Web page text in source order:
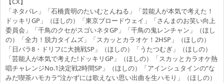
「ネタパレ」「石橋貴明のたいむとんねる」「芸能人が本気で考えた！
ドッキリGP」（ほしの）「東京ブロードウェイ」「さんまのお笑い向上
委員会」「千鳥のクセがスゴいネタGP」「千鳥の鬼レンチャン」（ほし
の）「全力！脱力タイムズ」「スカッとカラオケ！2HSP」（ほしの）
「日バラ8・ドリフに大挑戦SP」（ほしの）「うたつむぎ」（ほしの）
「芸能人が本気で考えた!ドッキリGP」（ほしの）「スカッとカラオケ熱
唱チャレンジNo.1決定戦2時間SP 」（ほしの）「アインシュタインの“な
みだ喫茶ハモカラ”泣かずには歌えない思い出曲を生ハモり」（ほしの）